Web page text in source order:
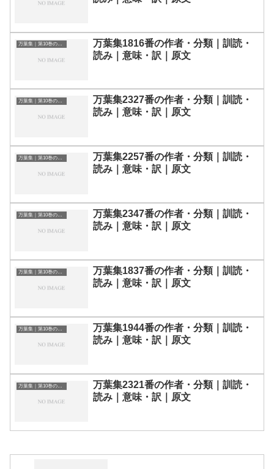
万葉集｜第10巻の和歌一覧
万葉集1816番の作者・分類｜訓読・
読み｜意味・訳｜原文
万葉集｜第10巻の和歌一覧
万葉集2327番の作者・分類｜訓読・
読み｜意味・訳｜原文
万葉集｜第10巻の和歌一覧
万葉集2257番の作者・分類｜訓読・
読み｜意味・訳｜原文
万葉集｜第10巻の和歌一覧
万葉集2347番の作者・分類｜訓読・
読み｜意味・訳｜原文
万葉集｜第10巻の和歌一覧
万葉集1837番の作者・分類｜訓読・
読み｜意味・訳｜原文
万葉集｜第10巻の和歌一覧
万葉集1944番の作者・分類｜訓読・
読み｜意味・訳｜原文
万葉集｜第10巻の和歌一覧
万葉集2321番の作者・分類｜訓読・
読み｜意味・訳｜原文